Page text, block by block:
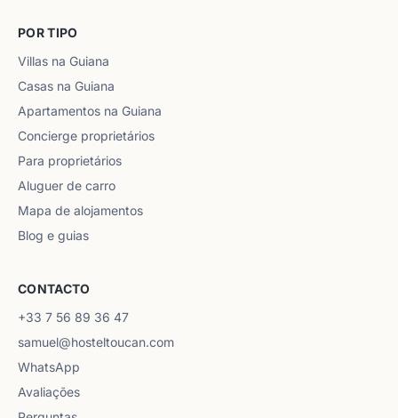
POR TIPO
Villas na Guiana
Casas na Guiana
Apartamentos na Guiana
Concierge proprietários
Para proprietários
Aluguer de carro
Mapa de alojamentos
Blog e guias
CONTACTO
+33 7 56 89 36 47
samuel@hosteltoucan.com
WhatsApp
Avaliações